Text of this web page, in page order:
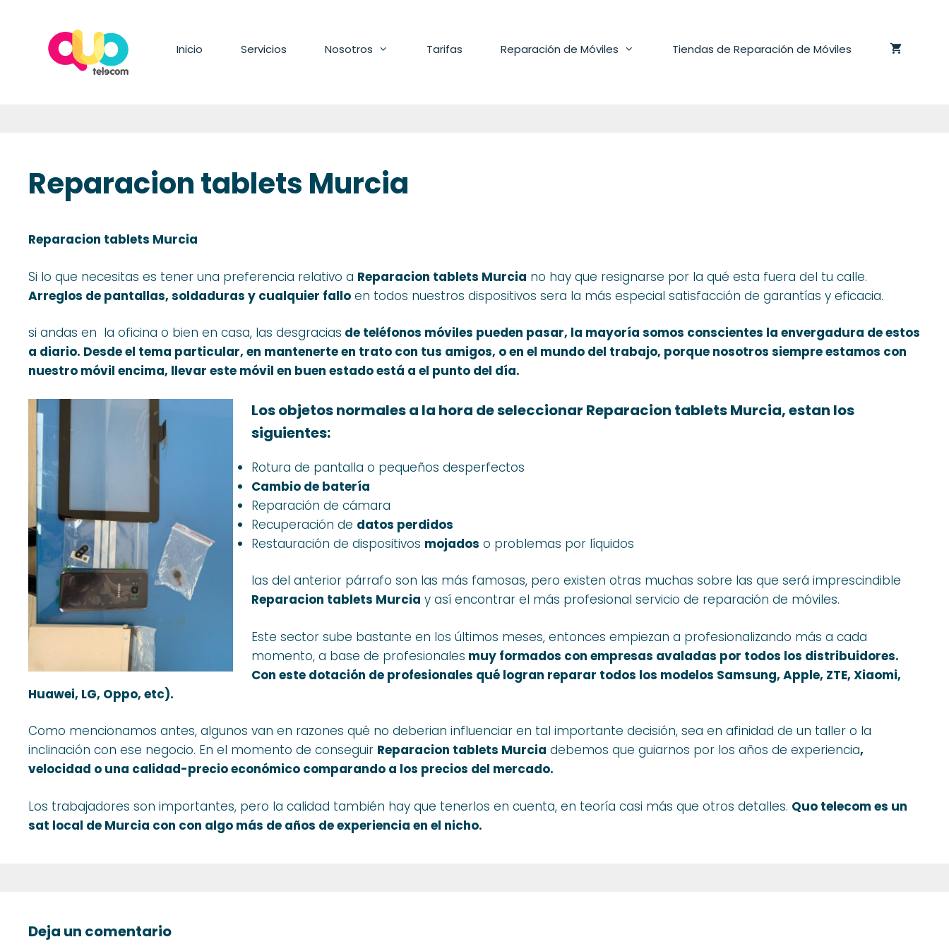
contenido
Inicio Servicios Nosotros Tarifas Reparación de Móviles Tiendas de Reparación de Móviles
Reparacion tablets Murcia
Reparacion tablets Murcia
Si lo que necesitas es tener una preferencia relativo a Reparacion tablets Murcia no hay que resignarse por la qué esta fuera del tu calle.
Arreglos de pantallas, soldaduras y cualquier fallo en todos nuestros dispositivos sera la más especial satisfacción de garantías y eficacia.
si andas en la oficina o bien en casa, las desgracias de teléfonos móviles pueden pasar, la mayoría somos conscientes la envergadura de estos
a diario. Desde el tema particular, en mantenerte en trato con tus amigos, o en el mundo del trabajo, porque nosotros siempre estamos con
nuestro móvil encima, llevar este móvil en buen estado está a el punto del día.
Los objetosnormalesa la hora deseleccionar Reparacion tablets Murcia, estan los
siguientes:
Rotura de pantalla o pequeños desperfectos
Cambio de batería
Reparación de cámara
Recuperación de datos perdidos
Restauración de dispositivos mojados o problemas por líquidos
las del anterior párrafo son las más famosas, pero existen otras muchas sobre las que será imprescindible
Reparacion tablets Murcia y así encontrar el más profesional servicio de reparación de móviles.
Este sector sube bastante en los últimos meses, entonces empiezan a profesionalizando más a cada
momento, a base de profesionales muyformados con empresas avaladas por todos los distribuidores.
Con este dotación de profesionales qué logran reparar todos los modelos Samsung, Apple, ZTE, Xiaomi,
Huawei, LG, Oppo, etc).
Como mencionamos antes, algunos van en razones qué no deberian influenciar en tal importante decisión, sea en afinidad de un taller o la
inclinación con ese negocio. En el momento de conseguir Reparacion tablets Murcia debemos que guiarnos por los años de experiencia,
velocidad o una calidad-precio económico comparando a los precios del mercado.
Los trabajadores son importantes, pero la calidad también hay que tenerlos en cuenta, en teoría casi más que otros detalles. Quo telecom es un
sat local de Murcia con con algo más de años de experiencia en el nicho.
Deja un comentario